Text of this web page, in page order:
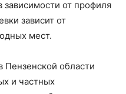
зависимости от профиля
зависит от
мест.
области
и частных